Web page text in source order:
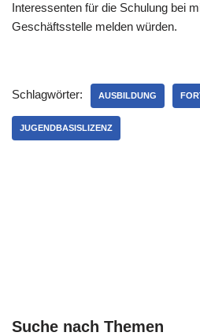
Interessenten für die Schulung bei
Geschäftsstelle melden würden.
Schlagwörter: AUSBILDUNG
JUGENDBASISLIZENZ
Suche nach Themen